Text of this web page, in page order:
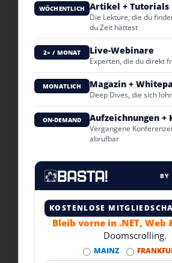
WÖCHENTLICH Artikel + Tutorials
Die Lektüre, die du
du Zeit hättest
2× / MONAT Live-Webinare
Experten, die du direkt
MONATLICH Magazin +
Deep Dives, die sich
ON-DEMAND Aufzeichnungen +
Vergangene
abrufbar
BY
KOSTENLOSE
Bleib vorne in .NET, Web
Doomscrolling.
MAINZ